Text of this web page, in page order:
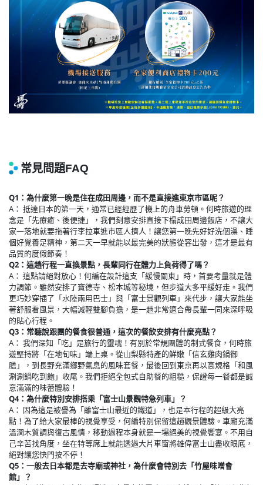
Q1：為什麼第一晚是住在成田周邊，而不是直接進東京市區呢？
A： 抵達日本的第一天，通常已經經歷了機上的舟車勞頓。何時旅遊的理
念是「先療癒、後便捷」，我們刻意安排直接下榻成田周邊飯店，不讓大
家一落地就要拖著行李拉車進市區人擠人！讓您第一晚先好好洗個澡、睡
個好覺養足精神，第二天一早就能以最完美的狀態從容出發，這才是最有
品質的度假節奏！
Q2：這趟行程一直換景點，長輩同行在體力上負荷得了嗎？
A： 這點請絕對放心！何編在設計這支「緩慢關東」時，首要考量就是體
力調節。雖然安排了寶德寺、松本城等秘境，但步道大多平緩好走。我們
更巧妙穿插了「水陸兩用巴士」與「富士景觀列車」來代步，讓大家能坐
著舒服看風景，大幅減輕雙腳負擔，是一趟非常適合帶長輩一同來深呼吸
的貼心行程。
Q3：常聽說跟團的餐食很普通，這次的餐飲安排有什麼亮點？
A： 我們深知「吃」是旅行的靈魂！有別於常規團體的制式餐食，何時旅
遊堅持將「在地旬味」端上桌。從山梨縣特產的鮮嫩「信玄雞肉鍋御
膳」，到長野充滿鄉野氣息的風味套餐，最後回到東京再以高規格「和風
涮涮鍋吃到飽」收尾。我們拒絕全包式自助餐的粗糙，保證每一餐都是誠
意滿滿的味蕾體驗！
Q4：為什麼特別安排搭乘「富士山景觀特急列車」？
A： 因為這是被譽為「離富士山最近的鐵道」，也是本行程的超級大亮
點！為了給大家最棒的視覺享受，何編特別保留這趟觀景體驗。車廂充滿
溫潤木質調與復古風情，移動過程本身就是一場絕美的視覺饗宴。不用自
己辛苦找角度，坐在特等席上就能透過大片車窗將雄偉富士山盡收眼底，
絕對讓您快門按不停！
Q5：一般去日本都是去寺廟或神社，為什麼會特別去「竹屋味噌會
館」？